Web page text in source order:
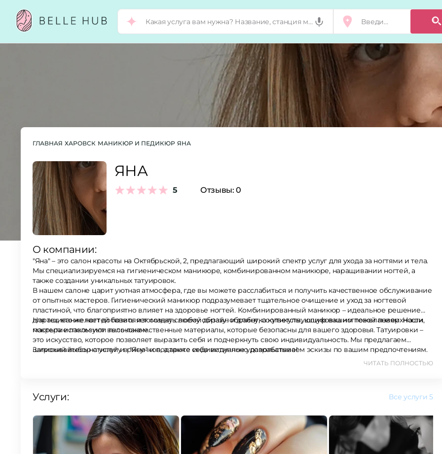
ГЛАВНАЯ ХАРОВСК МАНИКЮР И ПЕДИКЮР ЯНА
ЯНА
5 Отзывы:0
О компании:
"Яна" – это салон красоты на Октябрьской, 2, предлагающий широкий спектр услуг для ухода за ногтями и тела.
Мы специализируемся на гигиеническом маникюре, комбинированном маникюре, наращивании ногтей, а
также создании уникальных татуировок.
В нашем салоне царит уютная атмосфера, где вы можете расслабиться и получить качественное обслуживание
от опытных мастеров. Гигиенический маникюр подразумевает тщательное очищение и уход за ногтевой
пластиной, что благоприятно влияет на здоровье ногтей. Комбинированный маникюр – идеальное решение
для тех, кто желает добавить изюминку своему образу: обработка кутикулы, шлифовка ногтевой поверхности,
покрытие лаком или гель-лаком.
Наращивание ногтей позволяет создать любой дизайн и длину, соответствующую вашим пожеланиям. Наши
мастера используют высококачественные материалы, которые безопасны для вашего здоровья. Татуировки –
это искусство, которое позволяет выразить себя и подчеркнуть свою индивидуальность. Мы предлагаем
широкий выбор стилей и рисунков, а также индивидуально разрабатываем эскизы по вашим предпочтениям.
Записывайтесь на услугу в "Яне" и подарите себе истинное удовольствие!
ЧИТАТЬ ПОЛНОСТЬЮ
Услуги: Все услуги5